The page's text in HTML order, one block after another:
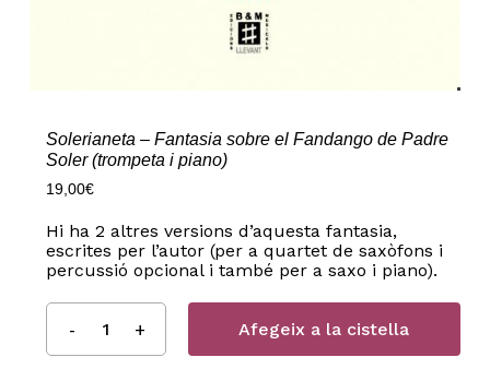
Solerianeta – Fantasia sobre el Fandango de Padre
Soler (trompeta i piano)
19,00€
Hi ha 2 altres versions d’aquesta fantasia,
escrites per l’autor (per a quartet de saxòfons i
percussió opcional i també per a saxo i piano).
Afegeix a la cistella